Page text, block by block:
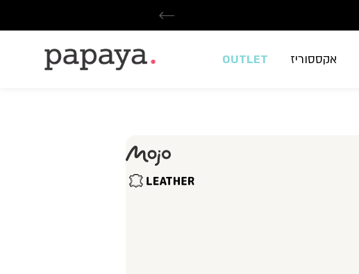
אקססוריז OUTLET